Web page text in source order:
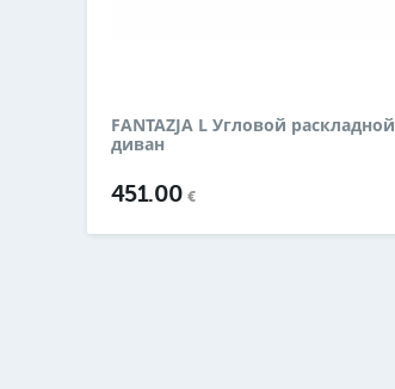
FANTAZJA L Угловой раскладной
диван
451.00 €